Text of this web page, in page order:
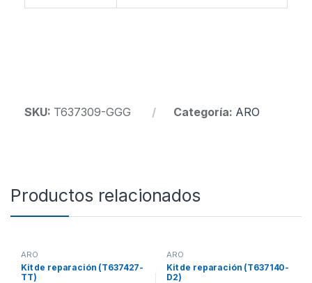
SKU: T637309-GGG Categoría: ARO
Productos relacionados
ARO
Kit de reparación (T637427-
TT)
ARO
Kit de reparación (T637140-
D2)